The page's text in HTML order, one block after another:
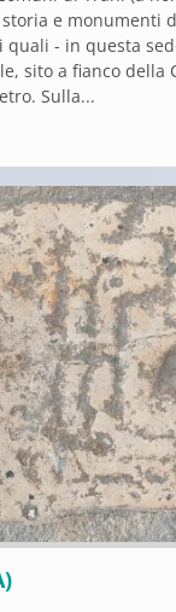
e monumenti
quali - in questa
sito a fianco della
Sulla...